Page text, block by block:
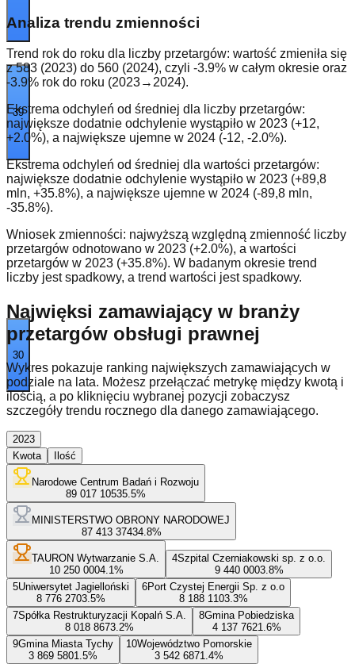
39
30
Analiza trendu zmienności
Trend rok do roku dla liczby przetargów: wartość zmieniła się
z 583 (2023) do 560 (2024), czyli -3.9% w całym okresie oraz
-3.9% rok do roku (2023→2024).
Ekstrema odchyleń od średniej dla liczby przetargów:
największe dodatnie odchylenie wystąpiło w 2023 (+12,
+2.0%), a największe ujemne w 2024 (-12, -2.0%).
Ekstrema odchyleń od średniej dla wartości przetargów:
największe dodatnie odchylenie wystąpiło w 2023 (+89,8
mln, +35.8%), a największe ujemne w 2024 (-89,8 mln,
-35.8%).
Wniosek zmienności: najwyższą względną zmienność liczby
przetargów odnotowano w 2023 (+2.0%), a wartości
przetargów w 2023 (+35.8%). W badanym okresie trend
liczby jest spadkowy, a trend wartości jest spadkowy.
Najwięksi zamawiający w branży
przetargów obsługi prawnej
Wykres pokazuje ranking największych zamawiających w
podziale na lata. Możesz przełączać metrykę między kwotą i
ilością, a po kliknięciu wybranej pozycji zobaczysz
szczegóły trendu rocznego dla danego zamawiającego.
2023
Kwota
Ilość
Narodowe Centrum Badań i Rozwoju
89 017 10535.5%
MINISTERSTWO OBRONY NARODOWEJ
87 413 37434.8%
TAURON Wytwarzanie S.A.
10 250 0004.1 %
4Szpital Czerniakowski sp. z o.o.
9 440 0003.8%
5Uniwersytet Jagielloński
8 776 2703.5%
6Port Czystej Energii Sp. z o.o
8 188 1103.3%
7Spółka Restrukturyzacji Kopalń S.A.
8 018 8673.2%
8Gmina Pobiedziska
4 137 7621.6%
9Gmina Miasta Tychy
3 869 5801.5%
10Województwo Pomorskie
3 542 6871.4%